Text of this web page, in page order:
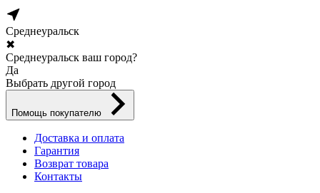
Среднеуральск
✖
Среднеуральск ваш город?
Да
Выбрать другой город
Помощь покупателю
Доставка и оплата
Гарантия
Возврат товара
Контакты